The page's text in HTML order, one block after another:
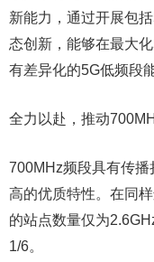
新能力，通过开展包
态创新，能够在最大
有差异化的5G低频段
全力以赴，推动
700MHz频段具有传
高的优质特性。在同
的站点数量仅为
1/6。